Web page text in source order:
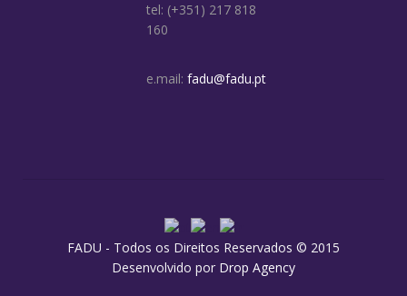
tel: (+351) 217 818
160
e.mail: fadu@fadu.pt
FADU - Todos os Direitos Reservados © 2015
Desenvolvido por Drop Agency